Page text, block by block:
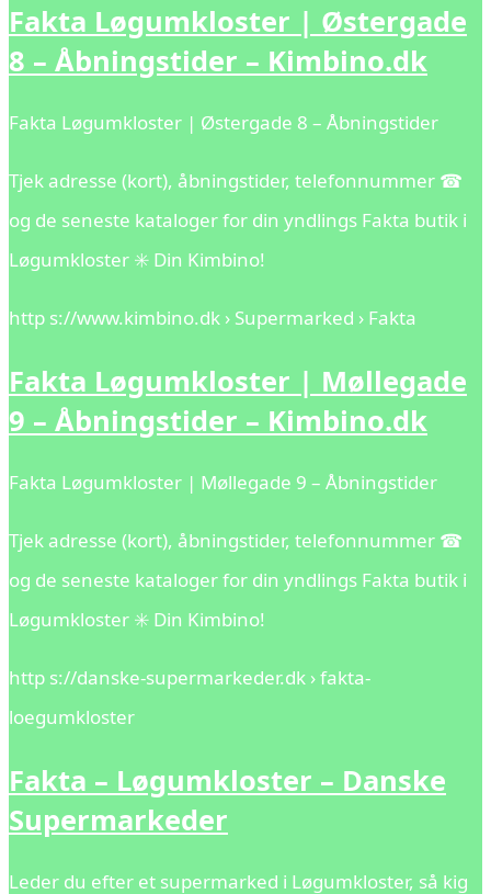
Fakta Løgumkloster | Østergade
8 – Åbningstider – Kimbino.dk
Fakta Løgumkloster | Østergade 8 – Åbningstider
Tjek adresse (kort), åbningstider, telefonnummer ☎
og de seneste kataloger for din yndlings Fakta butik i
Løgumkloster ✳️ Din Kimbino!
http s://www.kimbino.dk › Supermarked › Fakta
Fakta Løgumkloster | Møllegade
9 – Åbningstider – Kimbino.dk
Fakta Løgumkloster | Møllegade 9 – Åbningstider
Tjek adresse (kort), åbningstider, telefonnummer ☎
og de seneste kataloger for din yndlings Fakta butik i
Løgumkloster ✳️ Din Kimbino!
http s://danske-supermarkeder.dk › fakta-
loegumkloster
Fakta – Løgumkloster – Danske
Supermarkeder
Leder du efter et supermarked i Løgumkloster, så kig